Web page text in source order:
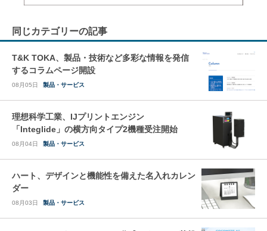
同じカテゴリーの記事
T&K TOKA、製品・技術など多彩な情報を発信
するコラムページ開設
08月05日 製品・サービス
理想科学工業、IJプリントエンジン
「Integlide」の横方向タイプ2機種受注開始
08月04日 製品・サービス
ハート、デザインと機能性を備えた名入れカレン
ダー
08月03日 製品・サービス